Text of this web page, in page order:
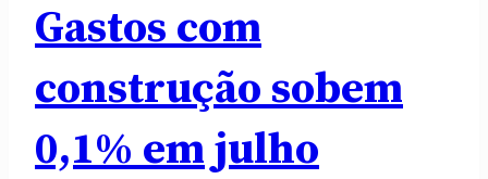
Gastos com
construção sobem
0,1% em julho